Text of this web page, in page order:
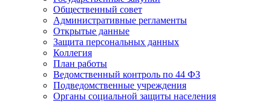
Общественный совет
Административные регламенты
Открытые данные
Защита персональных данных
Коллегия
План работы
Ведомственный контроль по 44 ФЗ
Подведомственные учреждения
Органы социальной защиты населения